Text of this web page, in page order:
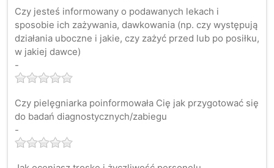
Czy jesteś informowany o podawanych lekach i
sposobie ich zażywania, dawkowania (np. czy występują
działania uboczne i jakie, czy zażyć przed lub po posiłku,
w jakiej dawce)
-
Czy pielęgniarka poinformowała Cię jak przygotować się
do badań diagnostycznych/zabiegu
-